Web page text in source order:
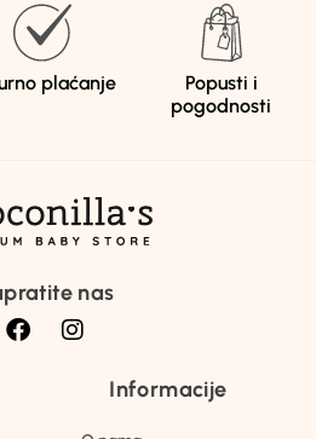
plaćanje
Popusti i
pogodnosti
nas
Informacije